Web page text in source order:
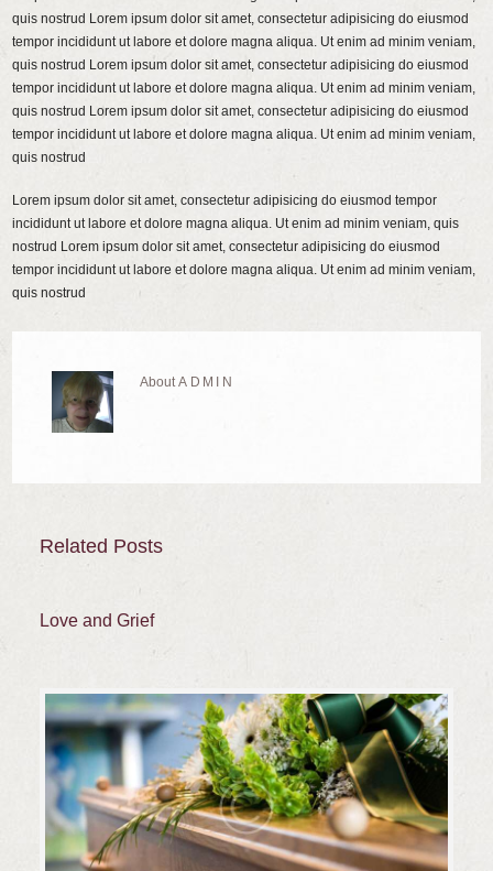
quis nostrud Lorem ipsum dolor sit amet, consectetur adipisicing do eiusmod
tempor incididunt ut labore et dolore magna aliqua. Ut enim ad minim veniam,
quis nostrud Lorem ipsum dolor sit amet, consectetur adipisicing do eiusmod
tempor incididunt ut labore et dolore magna aliqua. Ut enim ad minim veniam,
quis nostrud Lorem ipsum dolor sit amet, consectetur adipisicing do eiusmod
tempor incididunt ut labore et dolore magna aliqua. Ut enim ad minim veniam,
quis nostrud
Lorem ipsum dolor sit amet, consectetur adipisicing do eiusmod tempor
incididunt ut labore et dolore magna aliqua. Ut enim ad minim veniam, quis
nostrud Lorem ipsum dolor sit amet, consectetur adipisicing do eiusmod
tempor incididunt ut labore et dolore magna aliqua. Ut enim ad minim veniam,
quis nostrud
AboutADMIN
Related Posts
Love and Grief